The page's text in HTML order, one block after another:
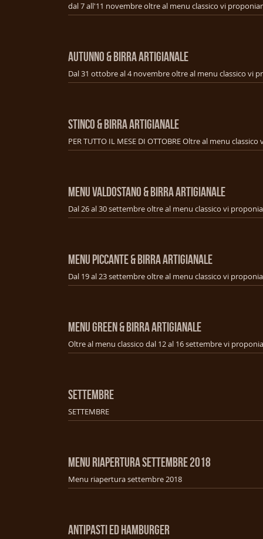
AUTUNNO & BIRRA ARTIGIANALE
STINCO & BIRRA ARTIGIANALE
MENU VALDOSTANO & BIRRA ARTIGIANALE
MENU PICCANTE & BIRRA ARTIGIANALE
MENU GREEN & BIRRA ARTIGIANALE
SETTEMBRE
SETTEMBRE
MENU RIAPERTURA SETTEMBRE 2018
Menu riapertura settembre 2018
ANTIPASTI ED HAMBURGER